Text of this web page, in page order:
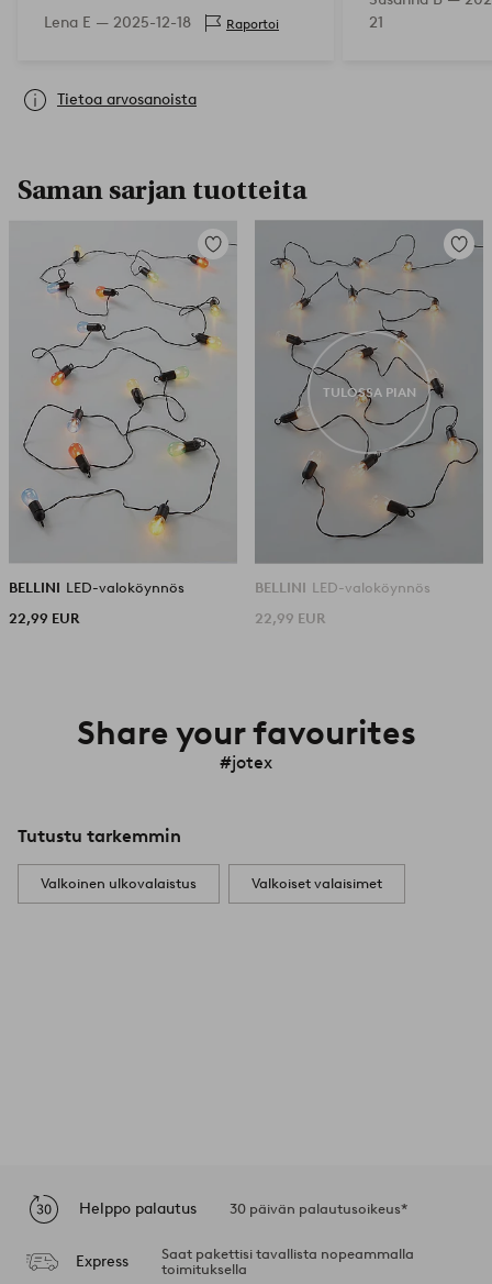
Lena E — 2025-12-18 Raportoi
21
Tietoa arvosanoista
Saman sarjan tuotteita
Lisää
suosikkeihin
BELLINI LED-valoköynnös
22,99 EUR
TULOSSA PIAN
Lisää
BELLINI LED-valoköynnös
22,99 EUR
Share your favourites
#jotex
Tutustu tarkemmin
Valkoinen ulkovalaistus Valkoiset valaisimet
Helppo palautus 30 päivän palautusoikeus*
Express
Saat pakettisi tavallista nopeammalla
toimituksella